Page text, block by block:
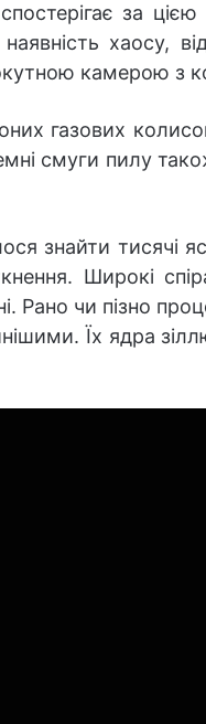
за
хаосу,
камерою з
газових
смуги пилу
знайти тисячі
Широкі
Рано чи пізно
Їх ядра